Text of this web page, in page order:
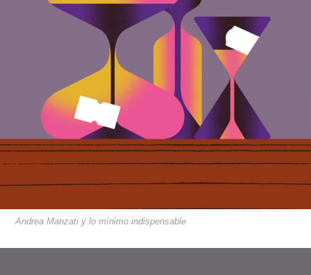
Andrea Manzati y lo mínimo indispensable